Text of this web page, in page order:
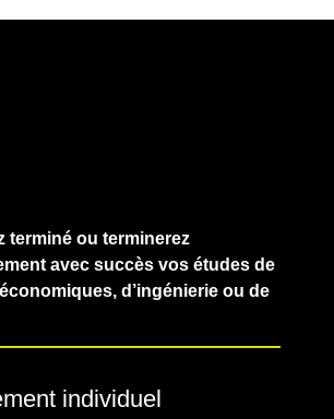
terminé ou terminerez
avec succès vos études de
d’ingénierie ou de
individuel